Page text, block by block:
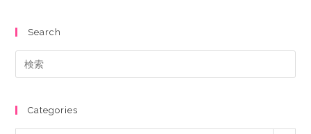
Search
Categories